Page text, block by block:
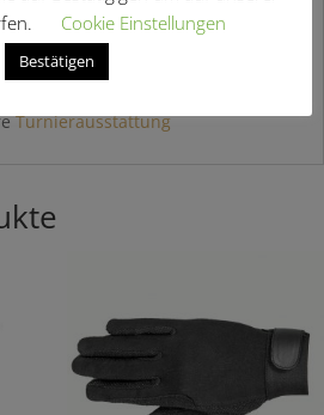
am linken Ärmel. Wir denken
rausgehen aber versichern
Turnierausstattung
Cookie Einstellungen
Bestätigen